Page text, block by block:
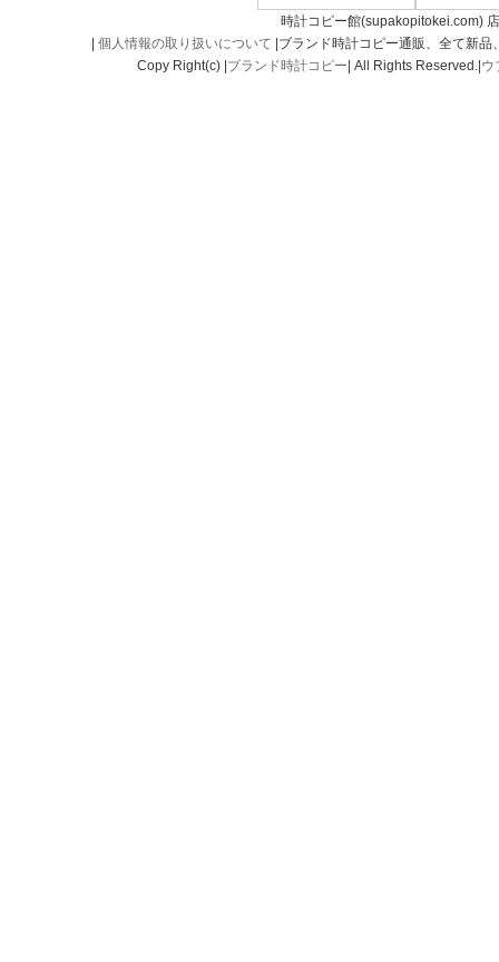
時計コピー館(supakopitokei.com)
個人情報の取り扱いについて |ブランド時計コピー通販、全て新
Copy Right(c) | ブランド時計コピー | All Rights Reserved.| ウ